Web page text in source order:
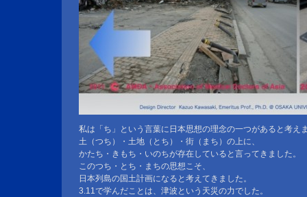
私は「ち」という言葉に日本思想の理念の一つがあると考え
土（つち）・土地（とち）・街（まち）の上に、
かたち・きもち・いのちが存在していると言ってきました。
このつち・とち・まちの思想こそ、
日本列島の国土計画になると考えてきました。
3.11で学んだことは、津波という天災の力でした。